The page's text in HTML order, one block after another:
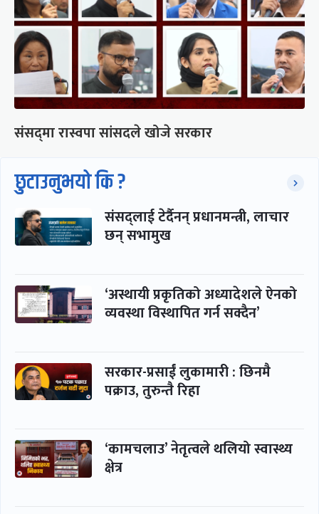
संसद्‍मा रास्वपा सांसदले खोजे सरकार
छुटाउनुभयो कि ?
संसद्लाई टेर्दैनन् प्रधानमन्त्री, लाचार
छन् सभामुख
‘अस्थायी प्रकृतिको अध्यादेशले ऐनको
व्यवस्था विस्थापित गर्न सक्दैन’
सरकार-प्रसाईं लुकामारी : छिनमै
पक्राउ, तुरुन्तै रिहा
‘कामचलाउ’ नेतृत्वले थलियो स्वास्थ्य
क्षेत्र